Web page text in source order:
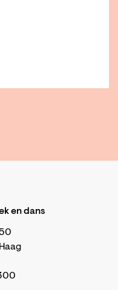
en dans